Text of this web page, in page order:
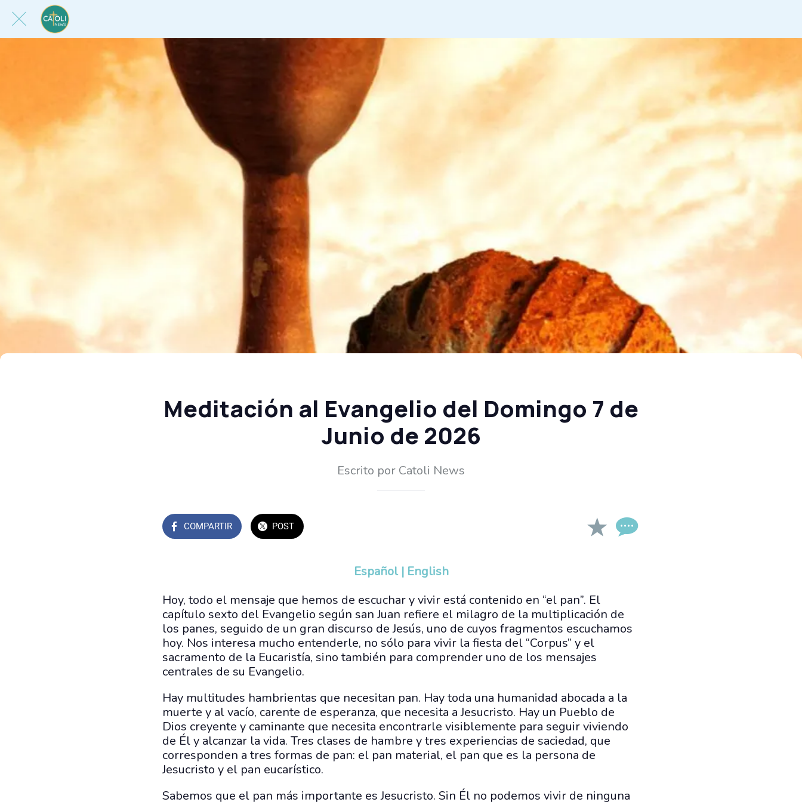
Meditación al Evangelio del Domingo 7 de
Junio de 2026
Escrito por Catoli News
COMPARTIR POST
Español | English
Hoy, todo el mensaje que hemos de escuchar y vivir está contenido en “el pan”. El
capítulo sexto del Evangelio según san Juan refiere el milagro de la multiplicación de
los panes, seguido de un gran discurso de Jesús, uno de cuyos fragmentos escuchamos
hoy. Nos interesa mucho entenderle, no sólo para vivir la fiesta del “Corpus” y el
sacramento de la Eucaristía, sino también para comprender uno de los mensajes
centrales de su Evangelio.
Hay multitudes hambrientas que necesitan pan. Hay toda una humanidad abocada a la
muerte y al vacío, carente de esperanza, que necesita a Jesucristo. Hay un Pueblo de
Dios creyente y caminante que necesita encontrarle visiblemente para seguir viviendo
de Él y alcanzar la vida. Tres clases de hambre y tres experiencias de saciedad, que
corresponden a tres formas de pan: el pan material, el pan que es la persona de
Jesucristo y el pan eucarístico.
Sabemos que el pan más importante es Jesucristo. Sin Él no podemos vivir de ninguna